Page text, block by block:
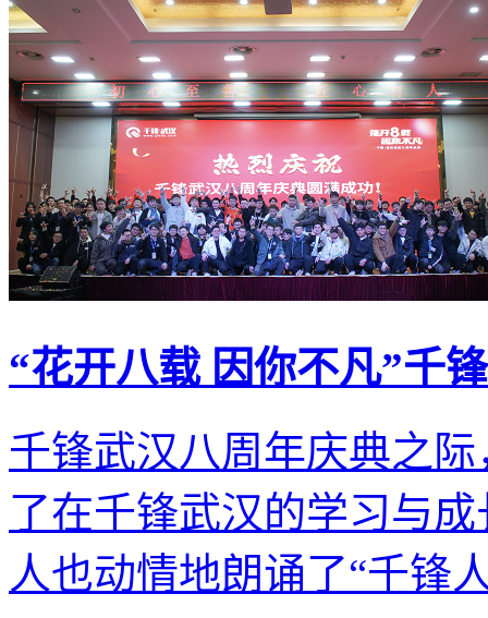
“花开八载 因你不凡”千
千锋武汉八周年庆典之
了在千锋武汉的学习与
人也动情地朗诵了“千锋